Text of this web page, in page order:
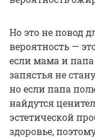
Но это не повод
вероятность —
если мама и
запястья не
но если папа
найдутся
эстетической
здоровье,